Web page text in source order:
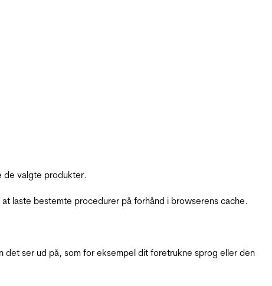
de valgte produkter.
laste bestemte procedurer på forhånd i browserens cache.
ser ud på, som for eksempel dit foretrukne sprog eller den